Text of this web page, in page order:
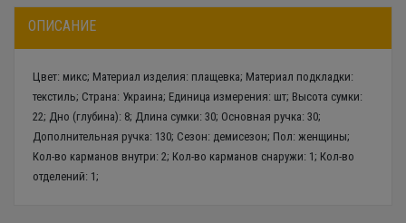
ОПИСАНИЕ
Цвет: микс; Материал изделия: плащевка; Материал подкладки:
текстиль; Страна: Украина; Единица измерения: шт; Высота сумки:
22; Дно (глубина): 8; Длина сумки: 30; Основная ручка: 30;
Дополнительная ручка: 130; Сезон: демисезон; Пол: женщины;
Кол-во карманов внутри: 2; Кол-во карманов снаружи: 1; Кол-во
отделений: 1;